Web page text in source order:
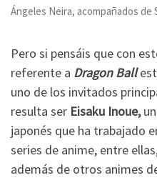
Ángeles Neira, acompañados de
Pero si pensáis que con
referente a Dragon Ball
uno de los invitados
resulta ser Eisaku Inoue,
japonés que ha trabajado
series de anime, entre
además de otros animes